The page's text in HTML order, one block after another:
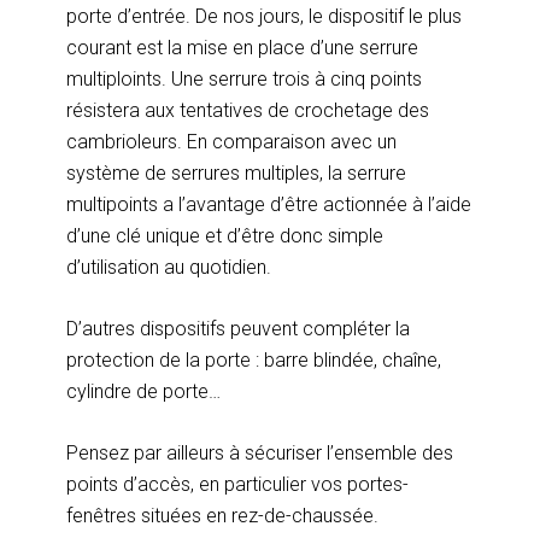
porte d’entrée. De nos jours, le dispositif le plus
courant est la mise en place d’une serrure
multiploints. Une serrure trois à cinq points
résistera aux tentatives de crochetage des
cambrioleurs. En comparaison avec un
système de serrures multiples, la serrure
multipoints a l’avantage d’être actionnée à l’aide
d’une clé unique et d’être donc simple
d’utilisation au quotidien.
D’autres dispositifs peuvent compléter la
protection de la porte : barre blindée, chaîne,
cylindre de porte…
Pensez par ailleurs à sécuriser l’ensemble des
points d’accès, en particulier vos portes-
fenêtres situées en rez-de-chaussée.